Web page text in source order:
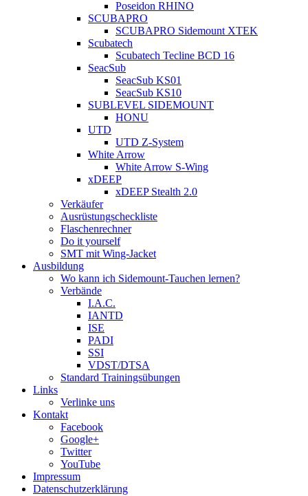
Poseidon RHINO
SCUBAPRO
SCUBAPRO Sidemount XTEK
Scubatech
Scubatech Tecline BCD 16
SeacSub
SeacSub KS01
SeacSub KS10
SUBLEVEL SIDEMOUNT
HONU
UTD
UTD Z-System
White Arrow
White Arrow S-Wing
xDEEP
xDEEP Stealth 2.0
Verkäufer
Ausrüstungscheckliste
Flaschenrechner
Do it yourself
SMT mit Wing-Jacket
Ausbildung
Wo kann ich Sidemount-Tauchen lernen?
Verbände
I.A.C.
IANTD
ISE
PADI
SSI
VDST/DTSA
Standard Trainingsübungen
Links
Verlinke uns
Kontakt
Facebook
Google+
Twitter
YouTube
Impressum
Datenschutzerklärung